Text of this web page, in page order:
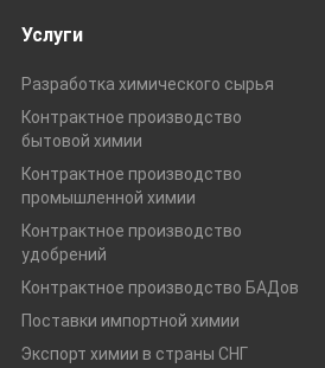
Услуги
Разработка химического сырья
Контрактное производство
бытовой химии
Контрактное производство
промышленной химии
Контрактное производство
удобрений
Контрактное производство БАДов
Поставки импортной химии
Экспорт химии в страны СНГ